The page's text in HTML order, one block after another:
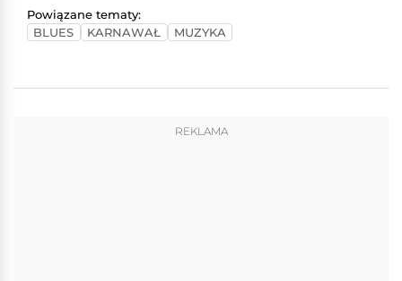
Powiązane tematy:
BLUES
KARNAWAŁ MUZYKA
REKLAMA